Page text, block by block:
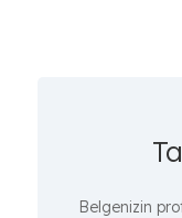
Belgenizin